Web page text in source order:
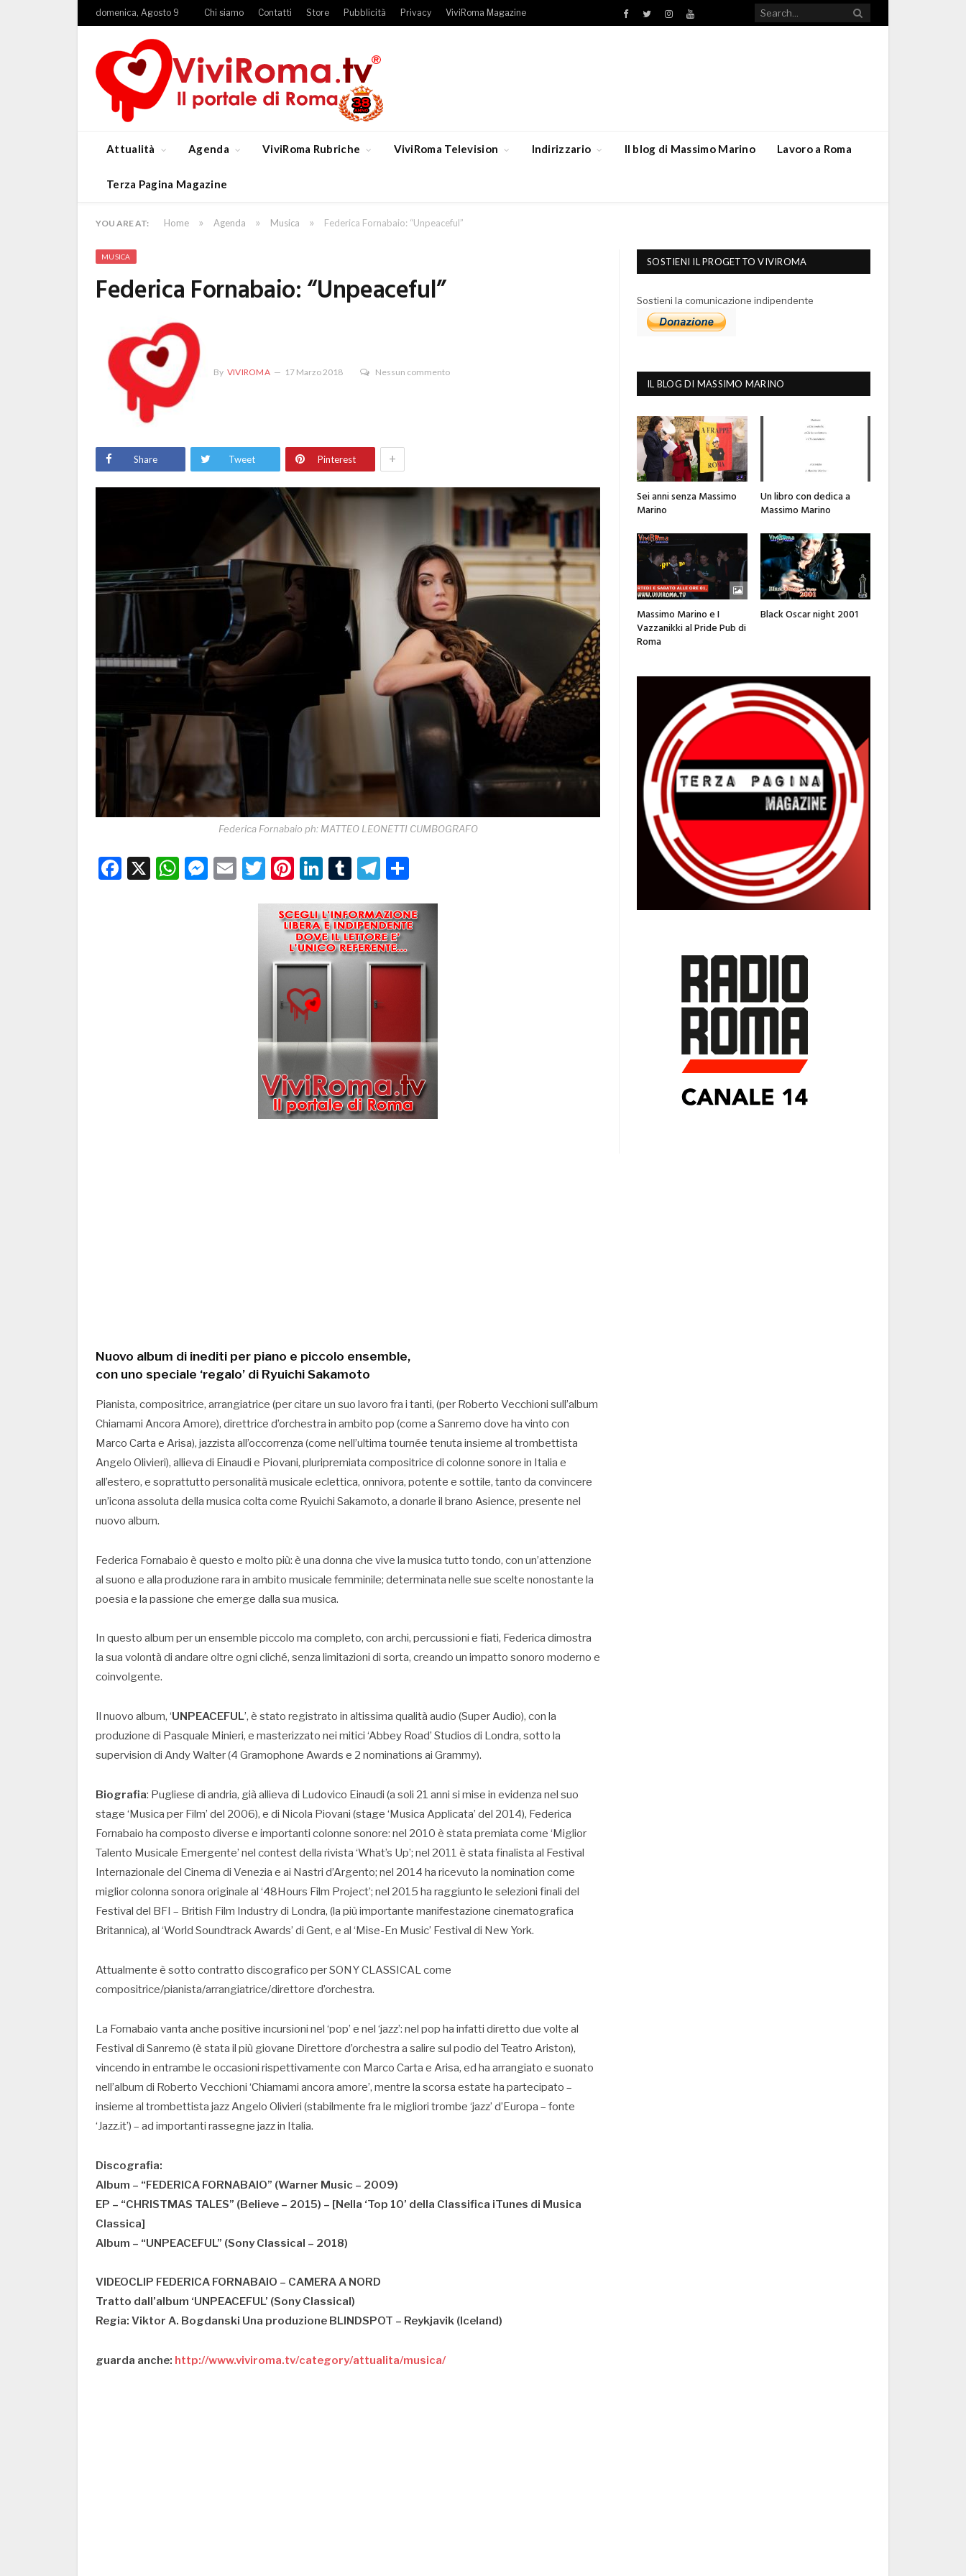
domenica, Agosto 9 Chi siamo Contatti Store Pubblicità Privacy ViviRoma Magazine Facebook
TwitterInstagramYouTube
Attualità Agenda ViviRoma Rubriche ViviRoma Television Indirizzario Il blog di Massimo Marino Lavoro a Roma
Terza Pagina Magazine
YOU ARE AT: Home » Agenda » Musica » Federica Fornabaio: “Unpeaceful”
MUSICA
Federica Fornabaio: “Unpeaceful”
By VIVIROMA 17 Marzo 2018 Nessun commento
Share Tweet Pinterest +
Federica Fornabaio ph: MATTEO LEONETTI CUMBOGRAFO
Facebook
X WhatsApp
Messenger
EmailTwitter
Pinterest
LinkedIn
TumblrTelegram
Nuovo album di inediti per piano e piccolo ensemble,
con uno speciale ‘regalo’ di Ryuichi Sakamoto
Pianista, compositrice, arrangiatrice (per citare un suo lavoro fra i tanti, (per Roberto Vecchioni sull’album
Chiamami Ancora Amore), direttrice d’orchestra in ambito pop (come a Sanremo dove ha vinto con
Marco Carta e Arisa), jazzista all’occorrenza (come nell’ultima tournée tenuta insieme al trombettista
Angelo Olivieri), allieva di Einaudi e Piovani, pluripremiata compositrice di colonne sonore in Italia e
all’estero, e soprattutto personalità musicale eclettica, onnivora, potente e sottile, tanto da convincere
un’icona assoluta della musica colta come Ryuichi Sakamoto, a donarle il brano Asience, presente nel
nuovo album.
Federica Fornabaio è questo e molto più: è una donna che vive la musica tutto tondo, con un’attenzione
al suono e alla produzione rara in ambito musicale femminile; determinata nelle sue scelte nonostante la
poesia e la passione che emerge dalla sua musica.
In questo album per un ensemble piccolo ma completo, con archi, percussioni e fiati, Federica dimostra
la sua volontà di andare oltre ogni cliché, senza limitazioni di sorta, creando un impatto sonoro moderno e
coinvolgente.
Il nuovo album, ‘UNPEACEFUL’, è stato registrato in altissima qualità audio (Super Audio), con la
produzione di Pasquale Minieri, e masterizzato nei mitici ‘Abbey Road’ Studios di Londra, sotto la
supervision di Andy Walter (4 Gramophone Awards e 2 nominations ai Grammy).
Biografia: Pugliese di andria, già allieva di Ludovico Einaudi (a soli 21 anni si mise in evidenza nel suo
stage ‘Musica per Film’ del 2006), e di Nicola Piovani (stage ‘Musica Applicata’ del 2014), Federica
Fornabaio ha composto diverse e importanti colonne sonore: nel 2010 è stata premiata come ‘Miglior
Talento Musicale Emergente’ nel contest della rivista ‘What’s Up’; nel 2011 è stata finalista al Festival
Internazionale del Cinema di Venezia e ai Nastri d’Argento; nel 2014 ha ricevuto la nomination come
miglior colonna sonora originale al ‘48Hours Film Project’; nel 2015 ha raggiunto le selezioni finali del
Festival del BFI – British Film Industry di Londra, (la più importante manifestazione cinematografica
Britannica), al ‘World Soundtrack Awards’ di Gent, e al ‘Mise-En Music’ Festival di New York.
Attualmente è sotto contratto discografico per SONY CLASSICAL come
compositrice/pianista/arrangiatrice/direttore d’orchestra.
La Fornabaio vanta anche positive incursioni nel ‘pop’ e nel ‘jazz’: nel pop ha infatti diretto due volte al
Festival di Sanremo (è stata il più giovane Direttore d’orchestra a salire sul podio del Teatro Ariston),
vincendo in entrambe le occasioni rispettivamente con Marco Carta e Arisa, ed ha arrangiato e suonato
nell’album di Roberto Vecchioni ‘Chiamami ancora amore’, mentre la scorsa estate ha partecipato –
insieme al trombettista jazz Angelo Olivieri (stabilmente fra le migliori trombe ‘jazz’ d’Europa – fonte
‘Jazz.it’) – ad importanti rassegne jazz in Italia.
Discografia:
Album – “FEDERICA FORNABAIO” (Warner Music – 2009)
EP – “CHRISTMAS TALES” (Believe – 2015) – [Nella ‘Top 10’ della Classifica iTunes di Musica
Classica]
Album – “UNPEACEFUL” (Sony Classical – 2018)
VIDEOCLIP FEDERICA FORNABAIO – CAMERA A NORD
Tratto dall’album ‘UNPEACEFUL’ (Sony Classical)
Regia: Viktor A. Bogdanski Una produzione BLINDSPOT – Reykjavik (Iceland)
guarda anche: http://www.viviroma.tv/category/attualita/musica/
SOSTIENI IL PROGETTO VIVIROMA
Sostieni la comunicazione indipendente
IL BLOG DI MASSIMO MARINO
Sei anni senza Massimo
Marino
Un libro con dedica a
Massimo Marino
Massimo Marino e I
Vazzanikki al Pride Pub di
Roma
Black Oscar night 2001